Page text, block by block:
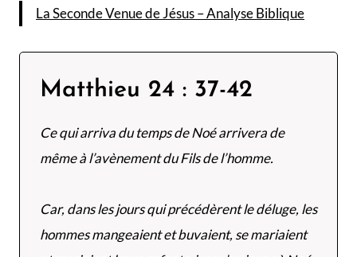
La Seconde Venue de Jésus – Analyse Biblique
Matthieu 24 : 37-42
Ce qui arriva du temps de Noé arrivera de
même à l’avènement du Fils de l’homme.
Car, dans les jours qui précédèrent le déluge, les
hommes mangeaient et buvaient, se mariaient